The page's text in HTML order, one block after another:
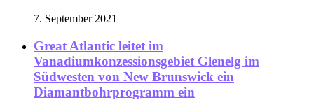
7. September 2021
Great Atlantic leitet im
Vanadiumkonzessionsgebiet Glenelg im
Südwesten von New Brunswick ein
Diamantbohrprogramm ein